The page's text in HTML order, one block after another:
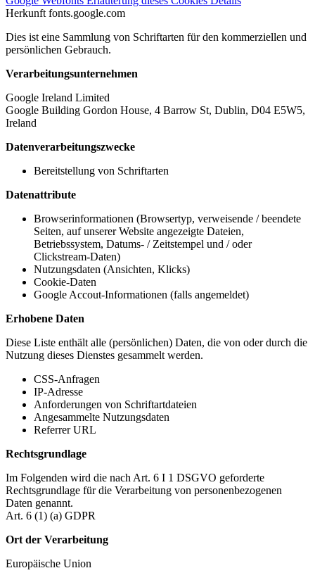
Herkunft fonts.google.com
Dies ist eine Sammlung von Schriftarten für den kommerziellen und
persönlichen Gebrauch.
Verarbeitungsunternehmen
Google Ireland Limited
Google Building Gordon House, 4 Barrow St, Dublin, D04 E5W5,
Ireland
Datenverarbeitungszwecke
Bereitstellung von Schriftarten
Datenattribute
Browserinformationen (Browsertyp, verweisende / beendete
Seiten, auf unserer Website angezeigte Dateien,
Betriebssystem, Datums- / Zeitstempel und / oder
Clickstream-Daten)
Nutzungsdaten (Ansichten, Klicks)
Cookie-Daten
Google Accout-Informationen (falls angemeldet)
Erhobene Daten
Diese Liste enthält alle (persönlichen) Daten, die von oder durch die
Nutzung dieses Dienstes gesammelt werden.
CSS-Anfragen
IP-Adresse
Anforderungen von Schriftartdateien
Angesammelte Nutzungsdaten
Referrer URL
Rechtsgrundlage
Im Folgenden wird die nach Art. 6 I 1 DSGVO geforderte
Rechtsgrundlage für die Verarbeitung von personenbezogenen
Daten genannt.
Art. 6 (1) (a) GDPR
Ort der Verarbeitung
Europäische Union